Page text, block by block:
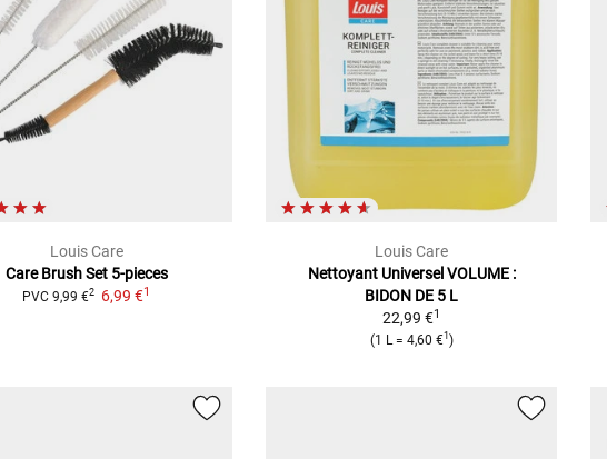
Louis Care
Care Brush Set 5-pieces
PVC 9,99 €2 6,99 €1
Louis Care
Nettoyant Universel VOLUME :
BIDON DE 5 L
22,99 €1
(1 L= 4,60 €1 )